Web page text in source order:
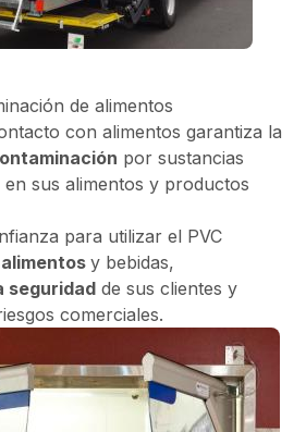
de alimentos
con alimentos garantiza la
por sustancias
sus alimentos y productos
para utilizar el PVC
y bebidas,
seguridadde sus clientes y
comerciales.